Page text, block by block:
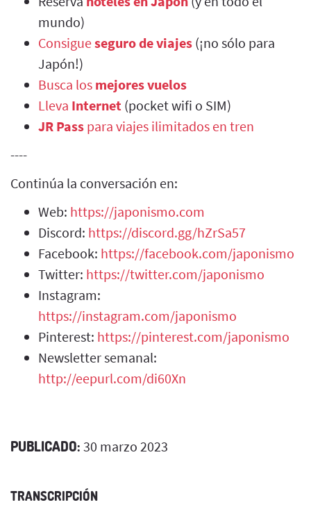
mundo)
Consigueseguro de viajes (¡no sólo para
Japón!)
Busca los mejores vuelos
Lleva Internet (pocket wifi o SIM)
JR Pass para viajes ilimitados en tren
----
Continúa la conversación en:
Web: https://japonismo.com
Discord: https://discord.gg/hZrSa57
Facebook: https://facebook.com/japonismo
Twitter: https://twitter.com/japonismo
Instagram:
https://instagram.com/japonismo
Pinterest: https://pinterest.com/japonismo
Newsletter semanal:
http://eepurl.com/di60Xn
PUBLICADO: 30 marzo 2023
TRANSCRIPCIÓN